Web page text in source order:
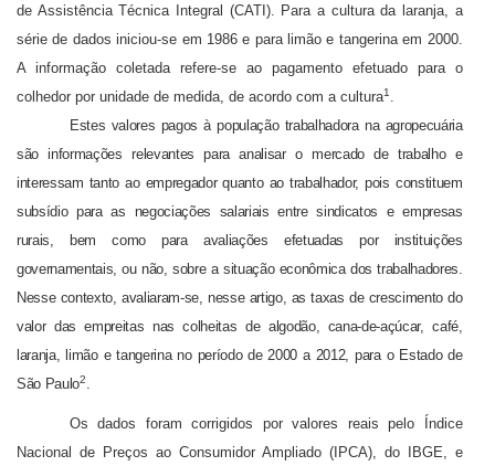
de Assistência Técnica Integral (CATI). Para a cultura da laranja, a
série de dados iniciou-se em 1986 e para limão e tangerina em 2000.
A informação coletada refere-se ao paga­mento efetuado para o
colhedor por unidade de medida, de acordo com a cultura1
Estes valores pagos à população trabalhadora na agropecuária
são informações rele­vantes para analisar o mercado de trabalho e
interessam tanto ao empregador quanto ao trabalhador, pois constituem
subsídio para as negociações salariais entre sindicatos e empre­sas
rurais, bem como para avaliações efetuadas por instituições
governamentais, ou não, sobre a situação econômica dos trabalhadores.
Nesse contexto, avaliaram-se, nesse artigo, as taxas de crescimento do
valor das empreitas nas colheitas de algodão, cana-de-açúcar, café,
laranja, limão e tangerina no período de 2000 a 2012, para o Estado de
São Paulo2
Os dados foram corrigidos por valores reais pelo Índice
Nacional de Preços ao Consu­midor Ampliado (IPCA), do IBGE, e